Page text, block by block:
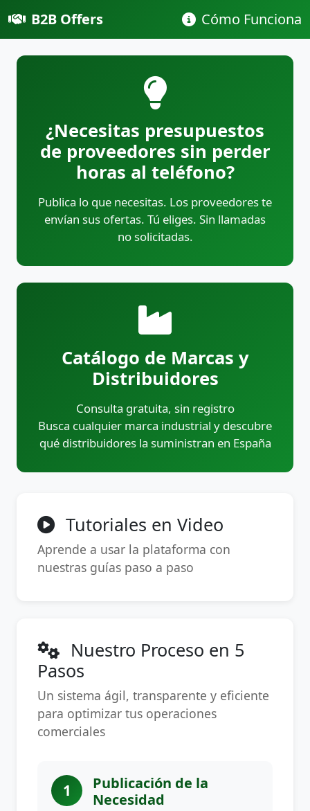
B2B Offers Cómo Funciona
¿Necesitas presupuestos
de proveedores sin perder
horas al teléfono?
Publica lo que necesitas. Los proveedores te
envían sus ofertas. Tú eliges. Sin llamadas
no solicitadas.
Catálogo de Marcas y
Distribuidores
Consulta gratuita, sin registro
Busca cualquier marca industrial y descubre
qué distribuidores la suministran en España
Tutoriales en Video
Aprende a usar la plataforma con
nuestras guías paso a paso
Nuestro Proceso en 5
Pasos
Un sistema ágil, transparente y eficiente
para optimizar tus operaciones
comerciales
1
Publicación de la
Necesidad